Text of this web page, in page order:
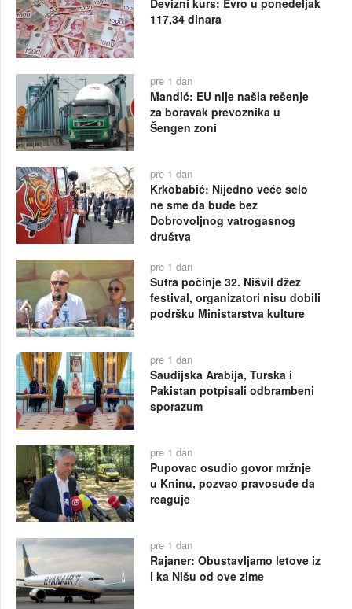
117,34 dinara
pre 1 dan
Mandić: EU nije našla rešenje
za boravak prevoznika u
Šengen zoni
pre 1 dan
Krkobabić: Nijedno veće selo
ne sme da bude bez
Dobrovoljnog vatrogasnog
društva
pre 1 dan
Sutra počinje 32. Nišvil džez
festival, organizatori nisu dobili
podršku Ministarstva kulture
pre 1 dan
Saudijska Arabija, Turska i
Pakistan potpisali odbrambeni
sporazum
pre 1 dan
Pupovac osudio govor mržnje
u Kninu, pozvao pravosuđe da
reaguje
pre 1 dan
Rajaner: Obustavljamo letove iz
i ka Nišu od ove zime